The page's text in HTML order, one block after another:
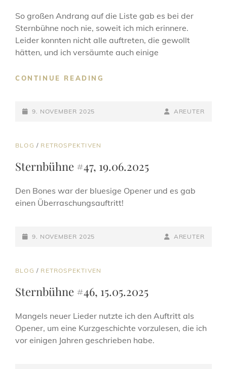
So großen Andrang auf die Liste gab es bei der
Sternbühne noch nie, soweit ich mich erinnere.
Leider konnten nicht alle auftreten, die gewollt
hätten, und ich versäumte auch einige
CONTINUE READING
POSTED-
9. NOVEMBER 2025
BY
BYLINE
AREUTER
CAT
BLOG / RETROSPEKTIVEN
Sternbühne #47, 19.06.2025
Den Bones war der bluesige Opener und es gab
einen Überraschungsauftritt!
POSTED-
9. NOVEMBER 2025
BY
BYLINE
AREUTER
CAT
BLOG / RETROSPEKTIVEN
Sternbühne #46, 15.05.2025
Mangels neuer Lieder nutzte ich den Auftritt als
Opener, um eine Kurzgeschichte vorzulesen, die ich
vor einigen Jahren geschrieben habe.